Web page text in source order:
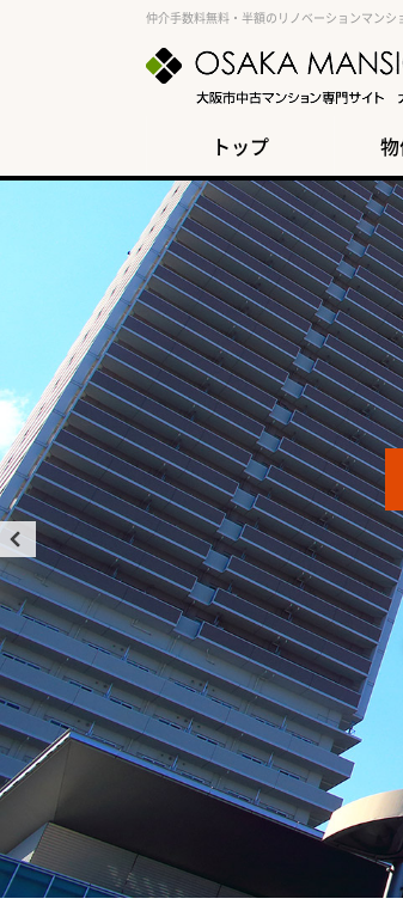
仲介手数料無料・半額のリノベーションマン
トップ